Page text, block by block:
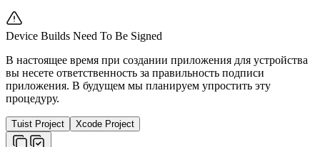
Device Builds Need To Be Signed
В настоящее время при создании приложения для устройства
вы несете ответственность за правильность подписи
приложения. В будущем мы планируем упростить эту
процедуру.
Tuist Project Xcode Project